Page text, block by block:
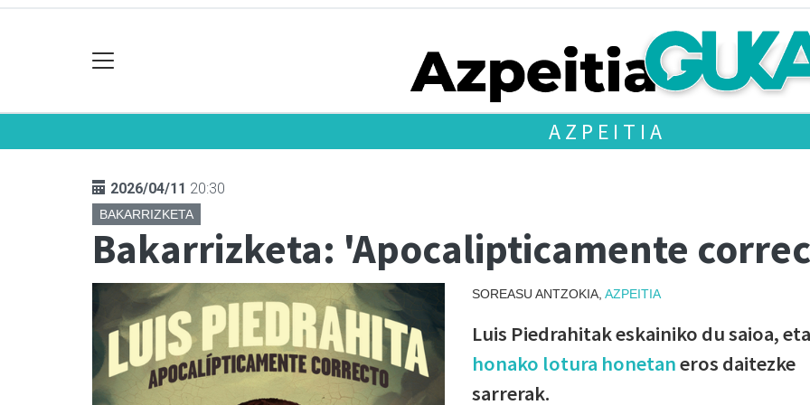
AZPEITIA
2026/04/11 20:30
BAKARRIZKETA
Bakarrizketa: 'Apocalipticamente
SOREASU ANTZOKIA, AZPEITIA
Luis Piedrahitak eskainiko du saioa, eta
honako lotura honetaneros daitezke
sarrerak.